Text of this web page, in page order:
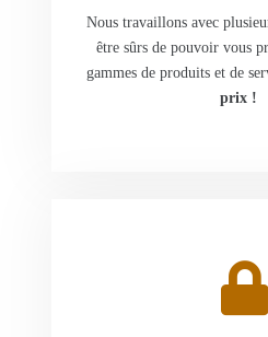
Nous travaillons avec
être sûrs de pouvoir vous
gammes de produits et de
prix !